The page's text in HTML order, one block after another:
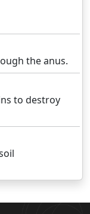
the anus.
to destroy